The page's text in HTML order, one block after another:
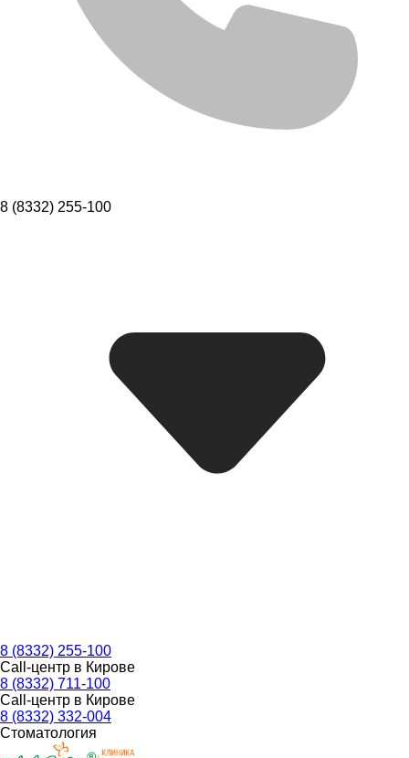
8 (8332) 255-100
8 (8332) 255-100
Call-центр в Кирове
8 (8332) 711-100
Call-центр в Кирове
8 (8332) 332-004
Стоматология